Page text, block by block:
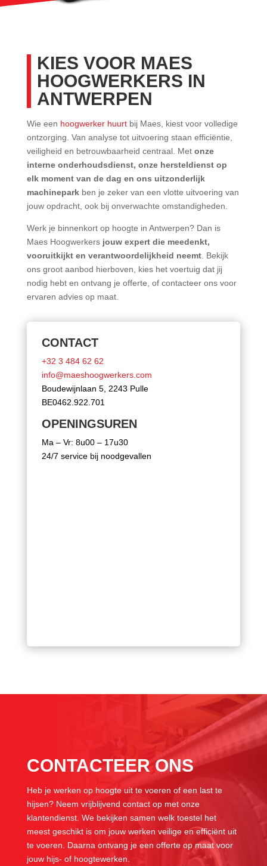
KIES VOOR MAES
HOOGWERKERS IN
ANTWERPEN
Wie een hoogwerker huurtbij Maes, kiest voor volledige
ontzorging. Van analyse tot uitvoering staan efficiëntie,
veiligheid en betrouwbaarheid centraal. Met onze
interne onderhoudsdienst, onze hersteldienst op
elk moment van de dag en ons uitzonderlijk
machineparkben je zeker van een vlotte uitvoering van
jouw opdracht, ook bij onverwachte omstandigheden.
Werk je binnenkort op hoogte in Antwerpen? Dan is
Maes Hoogwerkers jouw expert die meedenkt,
vooruitkijkt en verantwoordelijkheid neemt. Bekijk
ons groot aanbod hierboven, kies het voertuig dat jij
nodig hebt en ontvang je offerte, of contacteer ons voor
ervaren advies op maat.
CONTACT
+32 3 484 62 62
info@maeshoogwerkers.com
Boudewijnlaan 5, 2243 Pulle
BE0462.922.701
OPENINGSUREN
Ma – Vr: 8u00 – 17u30
24/7 service bij noodgevallen
CONTACTEER ONS
Heb je werken op hoogte uit te voeren of een last te
hijsen? Neem vrijblijvend contact op met onze
klantendienst. We bekijken samen welk toestel het
meest geschikt is om jouw werken veilige en efficiënt uit
te voeren. Daarna ontvang je een offerte op maat voor
jouw hijs- of hoogtewerken.